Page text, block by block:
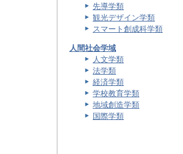
先導学類
観光デザイン学類
スマート創成科学類
人間社会学域
人文学類
法学類
経済学類
学校教育学類
地域創造学類
国際学類